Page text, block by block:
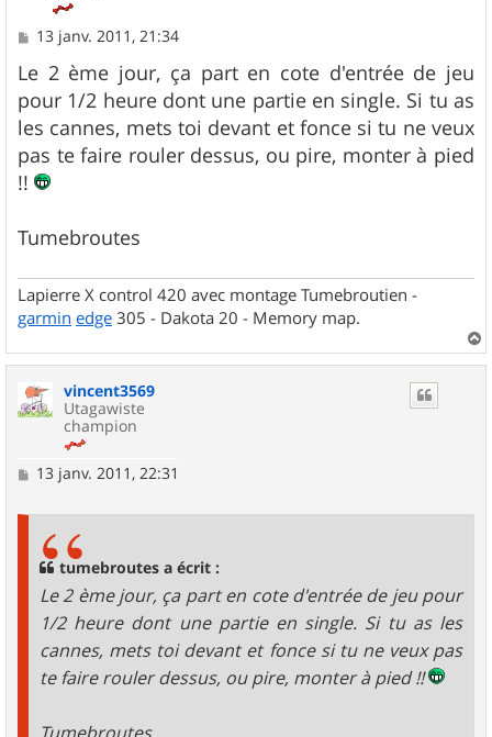
M
s
s
a
g
e
13 janv. 2011, 21:34
Le 2 ème jour, ça part en cote d'entrée de jeu
pour 1/2 heure dont une partie en single. Si tu as
les cannes, mets toi devant et fonce si tu ne veux
pas te faire rouler dessus, ou pire, monter à pied
!!
Tumebroutes
Lapierre X control 420 avec montage Tumebroutien -
garmin edge 305 - Dakota 20 - Memory map.
a
vincent3569
Utagawiste
champion
M13 janv. 2011, 22:31
tumebroutes a écrit :
Le 2 ème jour, ça part en cote d'entrée de jeu pour
1/2 heure dont une partie en single. Si tu as les
cannes, mets toi devant et fonce si tu ne veux pas
te faire rouler dessus, ou pire, monter à pied !!